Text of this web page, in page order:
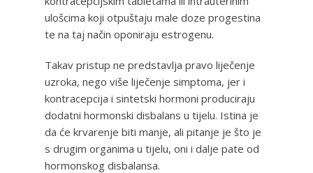
ulošcima koji otpuštaju male doze progestina
te na taj način oponiraju estrogenu.
Takav pristup ne predstavlja pravo liječenje
uzroka, nego više liječenje simptoma, jer i
kontracepcija i sintetski hormoni produciraju
dodatni hormonski disbalans u tijelu. Istina je
da će krvarenje biti manje, ali pitanje je što je
s drugim organima u tijelu, oni i dalje pate od
hormonskog disbalansa.